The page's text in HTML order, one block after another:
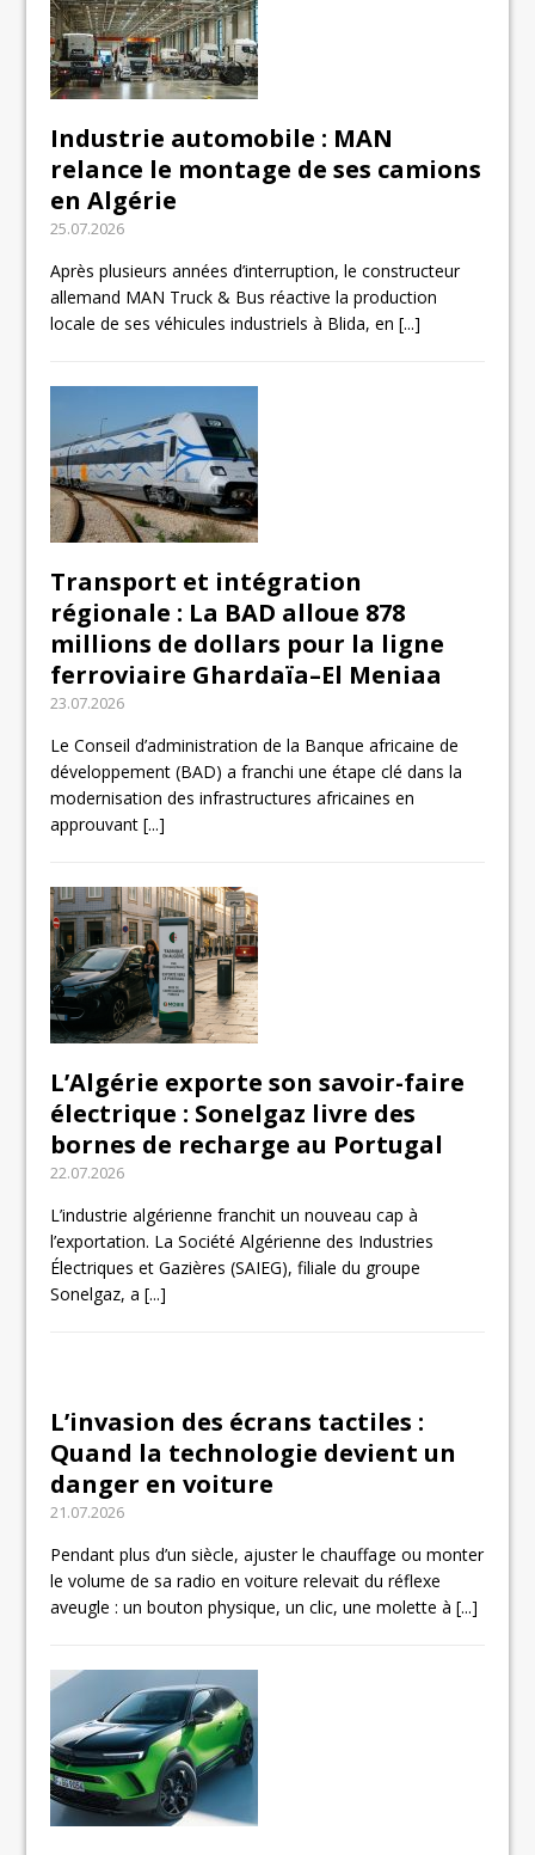
Industrie automobile : MAN
relance le montage de ses camions
en Algérie
25.07.2026
Après plusieurs années d’interruption, le constructeur
allemand MAN Truck & Bus réactive la production
locale de ses véhicules industriels à Blida, en[...]
Transport et intégration
régionale : La BAD alloue 878
millions de dollars pour la ligne
ferroviaire Ghardaïa–El Meniaa
23.07.2026
Le Conseil d’administration de la Banque africaine de
développement (BAD) a franchi une étape clé dans la
modernisation des infrastructures africaines en
approuvant[...]
L’Algérie exporte son savoir-faire
électrique : Sonelgaz livre des
bornes de recharge au Portugal
22.07.2026
L’industrie algérienne franchit un nouveau cap à
l’exportation. La Société Algérienne des Industries
Électriques et Gazières (SAIEG), filiale du groupe
Sonelgaz, a[...]
L’invasion des écrans tactiles :
Quand la technologie devient un
danger en voiture
21.07.2026
Pendant plus d’un siècle, ajuster le chauffage ou monter
le volume de sa radio en voiture relevait du réflexe
aveugle : un bouton physique, un clic, une molette à[...]